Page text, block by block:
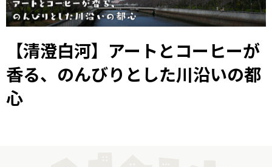
【清澄白河】アートとコーヒーが
香る、のんびりとした川沿いの都
心